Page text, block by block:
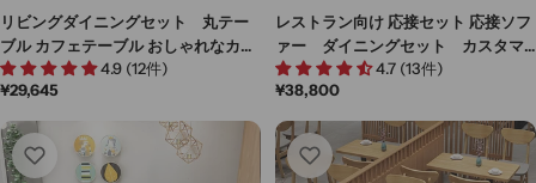
リビングダイニングセット 丸テー
ブル カフェテーブル おしゃれなカフ
ェ風丸テーブル チェア付きセットあ
り TPZ-M-001
4.9 (12件)
通
価
格
¥29,645
レストラン向け 応接セット 応接ソフ
ァー ダイニングセット カスタマ
イズ可能 JDZH-M-006
4.7 (13件)
通
価
格
¥38,800